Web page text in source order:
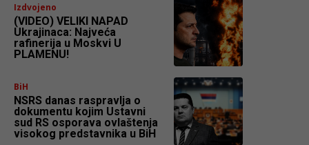
Izdvojeno
(VIDEO) VELIKI NAPAD
Ukrajinaca: Najveća
rafinerija u Moskvi U
PLAMENU!
BiH
NSRS danas raspravlja o
dokumentu kojim Ustavni
sud RS osporava ovlaštenja
visokog predstavnika u BiH